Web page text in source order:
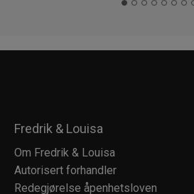
Fredrik & Louisa
Om Fredrik & Louisa
Autorisert forhandler
Redegjørelse åpenhetsloven